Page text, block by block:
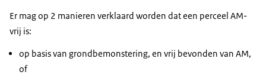
Er mag op 2 manieren verklaard worden dat een perceel AM-
vrij is:
op basis van grondbemonstering, en vrij bevonden van AM,
of